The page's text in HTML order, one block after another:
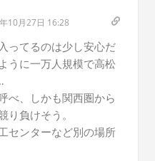
10月27日 16:28
ってるのは少し安心だ
うに一万人規模で高松
べ、しかも関西圏から
り負けそう。
センターなど別の場所